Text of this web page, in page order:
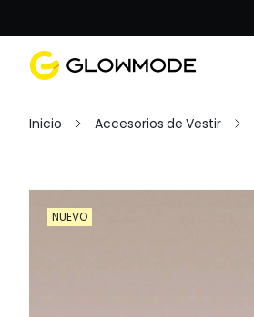
Inicio Accesorios de Vestir
Filtrar
NUEVO